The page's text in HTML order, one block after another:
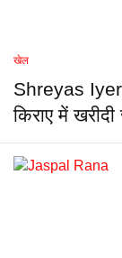
खेल
Shreyas Iyer
किराए में